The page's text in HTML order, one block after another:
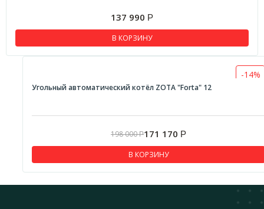
137 990 Р
В КОРЗИНУ
-14%
Угольный автоматический котёл ZOTA "Forta" 12
198 000Р171 170 Р
В КОРЗИНУ